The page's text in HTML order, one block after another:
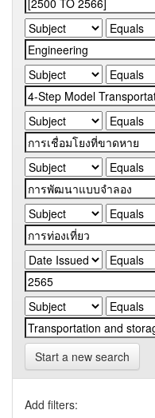
Start a new search
Add filters: